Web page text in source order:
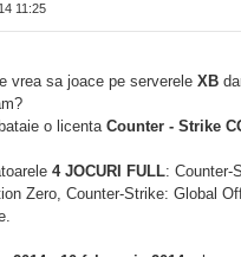
11:25
vrea sa joace pe servereleXB
o licentaCounter - Strike
4 JOCURI FULL: Counter-
Zero, Counter-Strike: Global